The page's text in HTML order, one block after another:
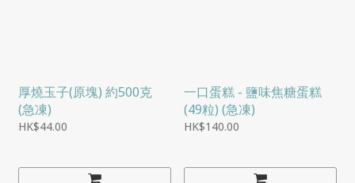
厚燒玉子(原塊) 約500克
(急凍)
HK$44.00
一口蛋糕 - 鹽味焦糖蛋糕
(49粒) (急凍)
HK$140.00